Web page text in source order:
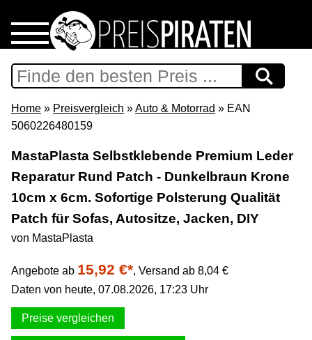
Home
Download
Support & Newsletter
Presse
Impressum
Home » Preisvergleich »Auto & Motorrad » EAN
5060226480159
MastaPlasta Selbstklebende Premium Leder
Reparatur Rund Patch - Dunkelbraun Krone
10cm x 6cm. Sofortige Polsterung Qualität
Patch für Sofas, Autositze, Jacken, DIY
von MastaPlasta
Angebote ab 15,92 €*, Versand ab 8,04 €
Daten von heute, 07.08.2026, 17:23 Uhr
Preise vergleichen